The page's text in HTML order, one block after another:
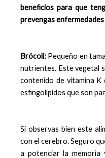
beneficios para que
prevengas
Brócoli: Pequeño en
nutrientes. Este vegetal
contenido de vitamina K
esfingolípidos que son
Si observas bien este
con el cerebro. Seguro
a potenciar la memoria